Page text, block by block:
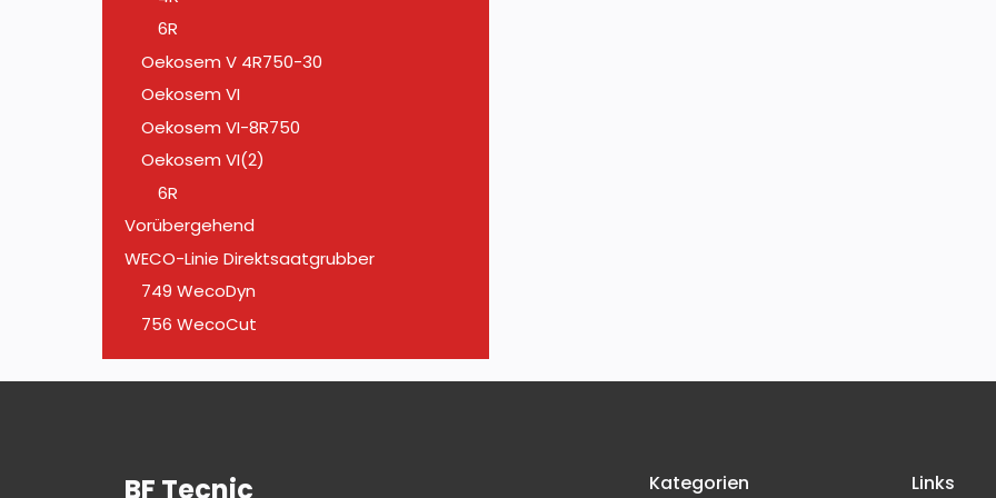
6R
Oekosem V 4R750-30
Oekosem VI
Oekosem VI-8R750
Oekosem VI(2)
6R
Vorübergehend
WECO-Linie Direktsaatgrubber
749 WecoDyn
756 WecoCut
BF Tecnic Kategorien Links